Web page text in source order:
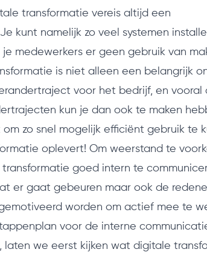
transformatie vereis altijd een
kunt namelijk zo veel systemen
medewerkers er geen gebruik van
is niet alleen een belangrijk
voor het bedrijf, en vooral
kun je dan ook te maken
zo snel mogelijk efficiënt gebruik te
oplevert! Om weerstand te
goed intern te
er gaat gebeuren maar ook de
worden om actief mee te
voor de interne
we eerst kijken wat digitale